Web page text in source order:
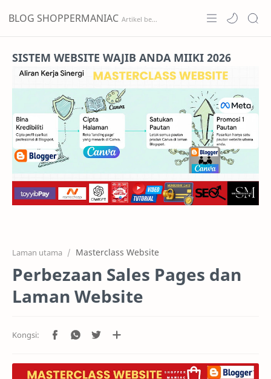
BLOG SHOPPERMANIAC
Projects
Features
Pricing
RTL Mode
SISTEM WEBSITE WAJIB ANDA MIIKI 2026
Laman utama Masterclass Website
Perbezaan Sales Pages dan
Laman Website